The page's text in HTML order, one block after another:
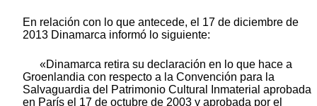
En relación con lo que antecede, el 17 de diciembre de
2013 Dinamarca informó lo siguiente:
«Dinamarca retira su declaración en lo que hace a
Groenlandia con respecto a la Convención para la
Salvaguardia del Patrimonio Cultural Inmaterial aprobada
en París el 17 de octubre de 2003 y aprobada por el